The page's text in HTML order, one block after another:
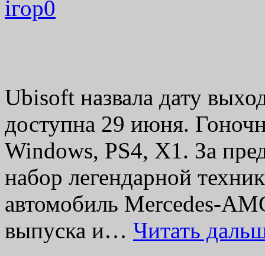
ігор0
Ubisoft назвала дату
доступна 29 июня.
Windows, PS4, X1. За
набор легендарной
автомобиль Mercedes-
выпуска и… Читать